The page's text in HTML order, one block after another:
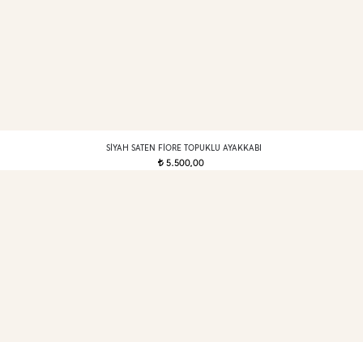
SIYAH SATEN FIORE TOPUKLU AYAKKABI
t5.500,00